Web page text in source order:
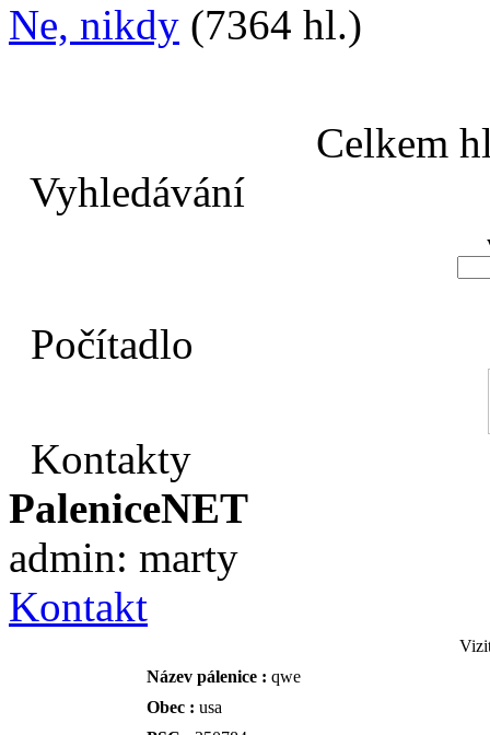
Ne, nikdy (7364 hl.)
Celkem
Vyhledávání
Počítadlo
Kontakty
PaleniceNET
admin: marty
Kontakt
Název pálenice : qwe
Obec : usa